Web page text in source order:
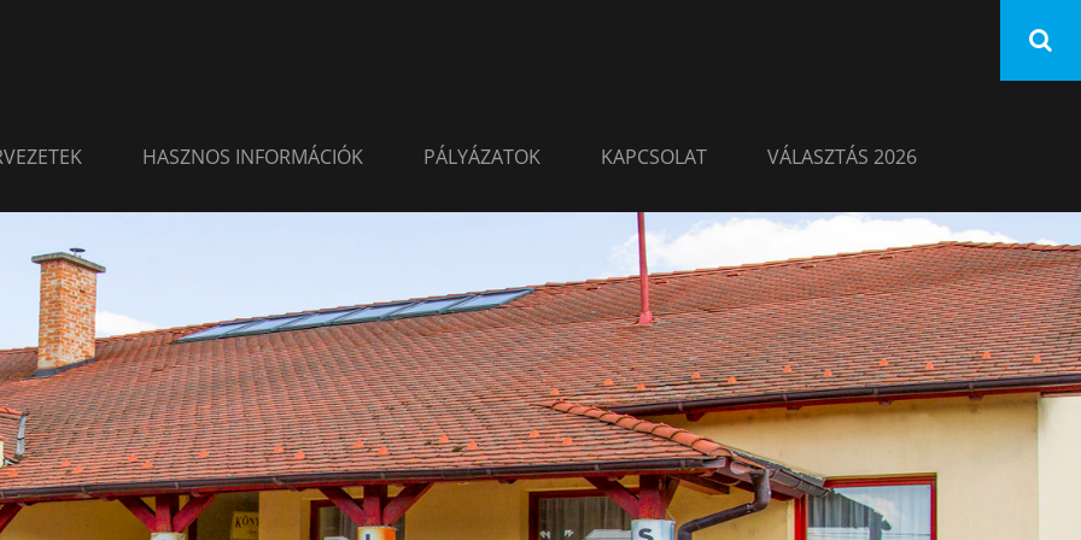
HASZNOS INFORMÁCIÓK PÁLYÁZATOK KAPCSOLAT VÁLASZTÁS 2026